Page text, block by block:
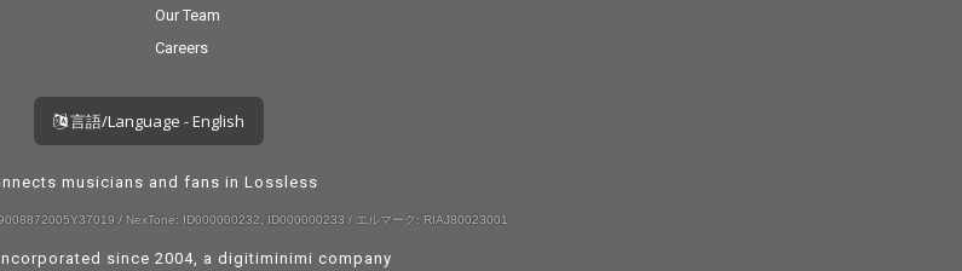
Our Team
Careers
言語/Language - English
musicians and fans in Lossless
/ NexTone: ID000000232, ID000000233 / エルマーク: RIAJ80023001
since 2004, a digitiminimi company